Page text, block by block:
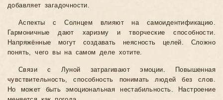
добавляет загадочности.
Аспекты с Солнцем влияют на самоидентификацию.
Гармоничные дают харизму и творческие способности.
Напряжённые могут создавать неясность целей. Сложно
понять, чего вы на самом деле хотите.
Связи с Луной затрагивают эмоции. Повышенная
чувствительность, способность понимать людей без слов.
Но может быть эмоциональная нестабильность. Настроение